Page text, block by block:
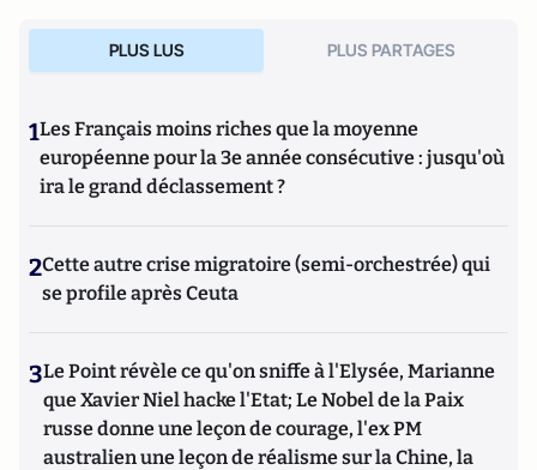
PLUS LUS PLUS PARTAGES
1Les Français moins riches que la moyenne
européenne pour la 3e année consécutive : jusqu'où
ira le grand déclassement ?
2Cette autre crise migratoire (semi-orchestrée) qui
se profile après Ceuta
3Le Point révèle ce qu'on sniffe à l'Elysée, Marianne
que Xavier Niel hacke l'Etat; Le Nobel de la Paix
russe donne une leçon de courage, l'ex PM
australien une leçon de réalisme sur la Chine, la